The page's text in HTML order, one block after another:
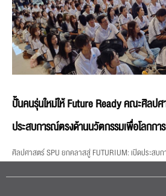
ปั้นคนรุ่นใหม่ให้ Future Ready คณะศิลปศ
ประสบการณ์ตรงด้านนวัตกรรมเพื่อโลกกา
ศิลปศาสตร์ SPU ยกคลาสสู่ FUTURIUM: เปิดประสบ